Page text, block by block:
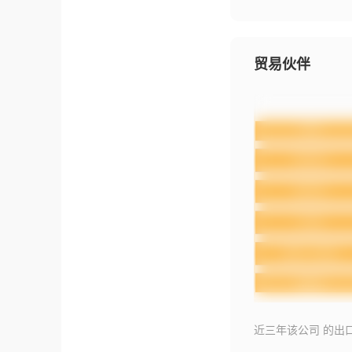
贸易伙伴
近三年该公司 的出